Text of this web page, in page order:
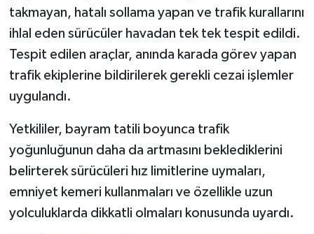
takmayan, hatalı sollama yapan ve trafik kurallarını
ihlal eden sürücüler havadan tek tek tespit edildi.
Tespit edilen araçlar, anında karada görev yapan
trafik ekiplerine bildirilerek gerekli cezai işlemler
uygulandı.
Yetkililer, bayram tatili boyunca trafik
yoğunluğunun daha da artmasını beklediklerini
belirterek sürücüleri hız limitlerine uymaları,
emniyet kemeri kullanmaları ve özellikle uzun
yolculuklarda dikkatli olmaları konusunda uyardı.